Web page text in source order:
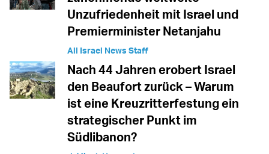
Unzufriedenheit mit Israel und
Premierminister Netanjahu
All Israel News Staff
Nach 44 Jahren erobert Israel
den Beaufort zurück – Warum
ist eine Kreuzritterfestung ein
strategischer Punkt im
Südlibanon?